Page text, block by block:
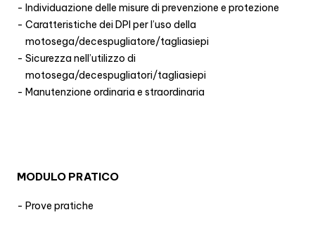
Individuazione delle misure di prevenzione e protezione
Caratteristiche dei DPI per l’uso della
motosega/decespugliatore/tagliasiepi
Sicurezza nell’utilizzo di
motosega/decespugliatori/tagliasiepi
Manutenzione ordinaria e straordinaria
MODULO PRATICO
Prove pratiche